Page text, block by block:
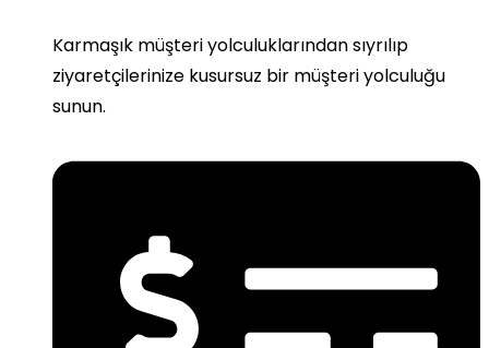
Karmaşık müşteri yolculuklarından sıyrılıp
ziyaretçilerinize kusursuz bir müşteri yolculuğu
sunun.